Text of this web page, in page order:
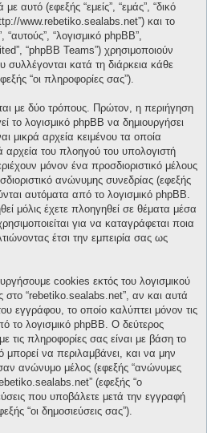
αυτό (εφεξής “εμείς”, “εμάς”, “δικό
www.rebetiko.sealabs.net”) και το
“αυτούς”, “λογισμικό phpBB”,
“phpBB Teams”) χρησιμοποιούν
συλλέγονται κατά τη διάρκεια κάθε
“οι πληροφορίες σας”).
με δύο τρόπους. Πρώτον, η περιήγηση
το λογισμικό phpBB να δημιουργήσει
μικρά αρχεία κειμένου τα οποία
του πλοηγού του υπολογιστή
μόνον ένα προσδιοριστικό μέλους
ανώνυμης συνεδρίας (εφεξής
αυτόματα από το λογισμικό phpBB.
μόλις έχετε πλοηγηθεί σε θέματα μέσα
για να καταγράφεται ποια
έτσι την εμπειρία σας ως
cookies εκτός του λογισμικού
“rebetiko.sealabs.net”, αν και αυτά
εγγράφου, το οποίο καλύπτει μόνον τις
το λογισμικό phpBB. Ο δεύτερος
τις πληροφορίες σας είναι με βάση το
να περιλαμβάνει, και να μην
σαν ανώνυμο μέλος (εφεξής “ανώνυμες
(εφεξής “ο
που υποβάλετε μετά την εγγραφή
“οι δημοσιεύσεις σας”).